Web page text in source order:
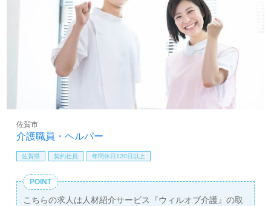
介護職員・ヘルパー
佐賀市
佐賀県 契約社員 年間休日120日以上
POINT
こちらの求人は人材紹介サービス『ウィルオブ介護』の取